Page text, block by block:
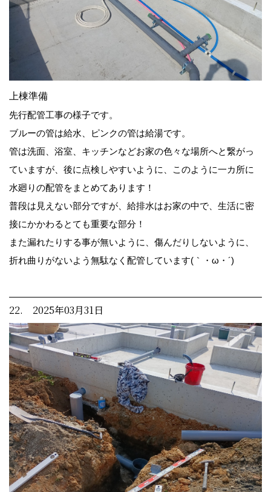
上棟準備
先行配管工事の様子です。
ブルーの管は給水、ピンクの管は給湯です。
管は洗面、浴室、キッチンなどお家の色々な場所へと繋がっ
ていますが、後に点検しやすいように、このように一カ所に
水廻りの配管をまとめてあります！
普段は見えない部分ですが、給排水はお家の中で、生活に密
接にかかわるとても重要な部分！
また漏れたりする事が無いように、傷んだりしないように、
折れ曲りがないよう無駄なく配管しています(｀・ω・´)ゞ
22. 2025年03月31日